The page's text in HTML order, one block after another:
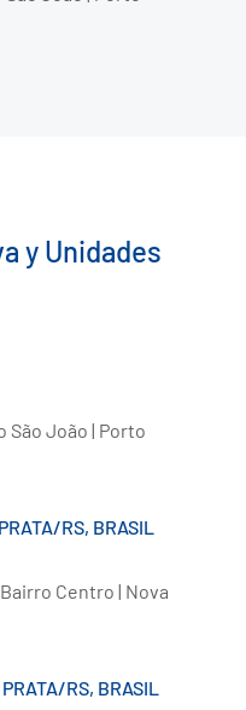
y Unidades
São João | Porto
RS, BRASIL
Centro | Nova
RS, BRASIL